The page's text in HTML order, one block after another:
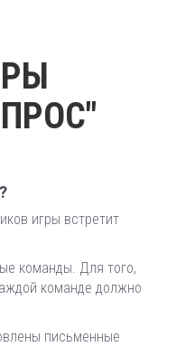
игры встретит
команды. Для того,
команде должно
письменные